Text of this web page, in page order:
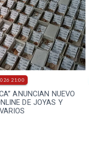
ANUNCIAN NUEVO
DE JOYAS Y
21:00